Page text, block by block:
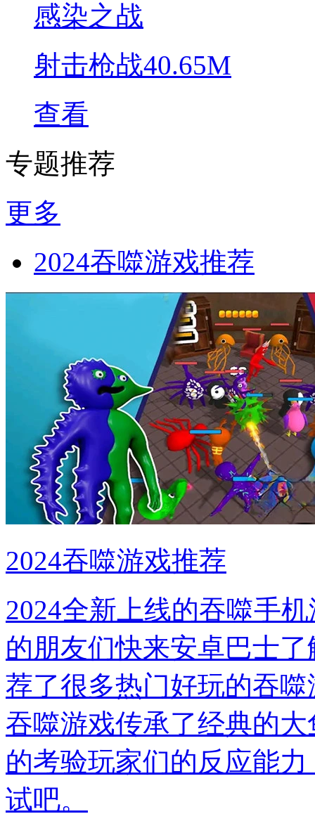
感染之战
射击枪战40.65M
查看
专题推荐
更多
2024吞噬游戏推荐
2024吞噬游戏推荐
2024全新上线的吞噬手
的朋友们快来安卓巴士
荐了很多热门好玩的吞
吞噬游戏传承了经典的
的考验玩家们的反应能
试吧。